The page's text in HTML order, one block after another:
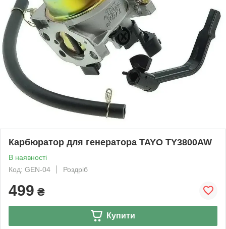
Карбюратор для генератора TAYO TY3800AW
В наявності
Код: GEN-04
Роздріб
499 ₴
Купити